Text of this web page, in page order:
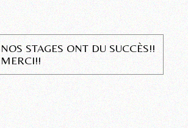
NOS STAGES ONT DU SUCCÈS!!
MERCI!!